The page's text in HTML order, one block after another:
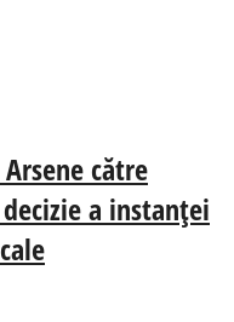
către
a instanței